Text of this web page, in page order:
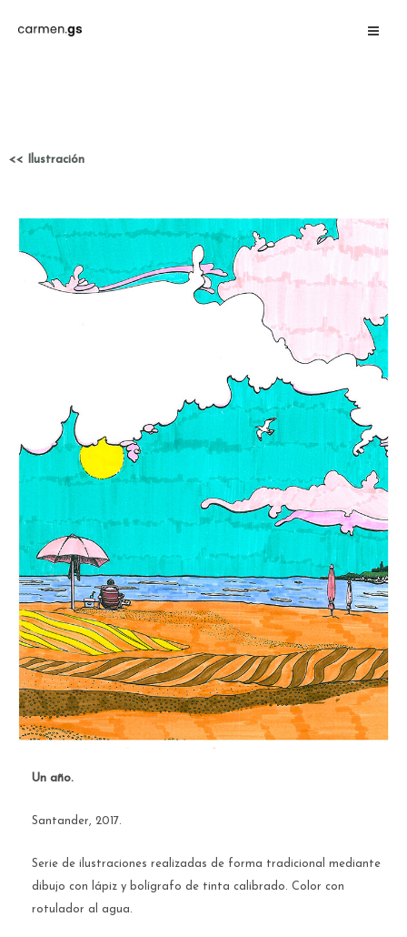
<< Ilustración
Un año.
Santander, 2017.
Serie de ilustraciones realizadas de forma tradicional mediante
dibujo con lápiz y bolígrafo de tinta calibrado. Color con
rotulador al agua.